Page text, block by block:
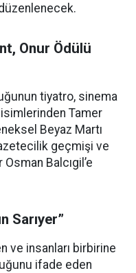
Onur Ödülü
tiyatro, sinema
Tamer
Beyaz Martı
geçmişi ve
Balcıgil’e
Sarıyer”
ve insanları birbirine
ifade eden